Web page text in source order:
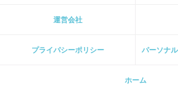
運営会社
プライパシーポリシー パーソナ
ホーム